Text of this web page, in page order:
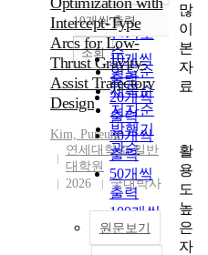
순
인기도
순
연도순
제목순
저자순
발행기
관순
내림차순
10개씩 출력
10개씩
출력
20개씩
출력
30개씩
출력
50개씩
출력
100개씩
출력
조회
Intercept-Type
Arcs for Low-
Thrust Gravity-
Assist Trajectory
Design
Kim, Pureum
연세대학교 일반
대학원
2026
국내박사
원문보기
많
이
본
자
료
활
용
도
높
은
자